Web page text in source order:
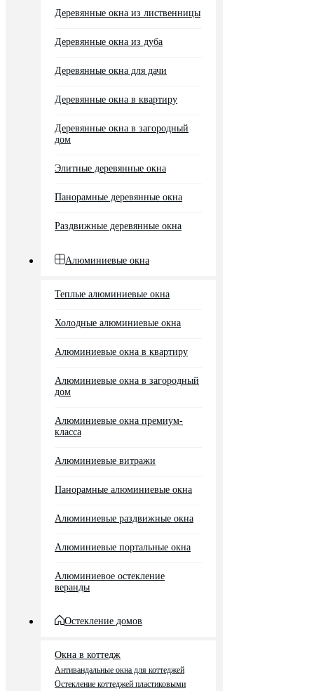
Деревянные окна из лиственницы
Деревянные окна из дуба
Деревянные окна для дачи
Деревянные окна в квартиру
Деревянные окна в загородный
дом
Элитные деревянные окна
Панорамные деревянные окна
Раздвижные деревянные окна
Алюминиевые окна
Теплые алюминиевые окна
Холодные алюминиевые окна
Алюминиевые окна в квартиру
Алюминиевые окна в загородный
дом
Алюминиевые окна премиум-
класса
Алюминиевые витражи
Панорамные алюминиевые окна
Алюминиевые раздвижные окна
Алюминиевые портальные окна
Алюминиевое остекление
веранды
Остекление домов
Окна в коттедж
Антивандальные окна для коттеджей
Остекление коттеджей пластиковыми